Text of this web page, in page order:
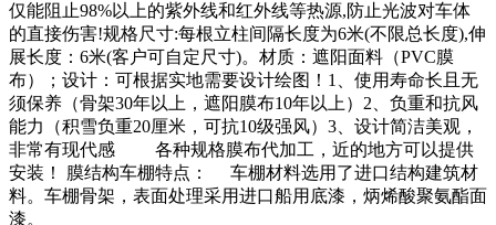
仅能阻止98%以上的紫外线和红外线等热源,防止光波对车体
的直接伤害!规格尺寸:每根立柱间隔长度为6米(不限总长度),伸
展长度： 6米(客户可自定尺寸)。材质：遮阳面料（PVC膜
布）；设计：可根据实地需要设计绘图！ 1
、使用寿命长且无
须保养（骨架30年以上，遮阳膜布10年以上） 2 、负重和抗风
能力（积雪负重20厘米，可抗10级强风） 3 、设计简洁美观，
非常有现代感
各种规格膜布代加工，近的地方可以提供
安装！
膜结构车棚特点：
车棚材料选用了进口结构建筑材
料。车棚骨架，表面处理采用进口船用底漆，炳烯酸聚氨酯面
漆。